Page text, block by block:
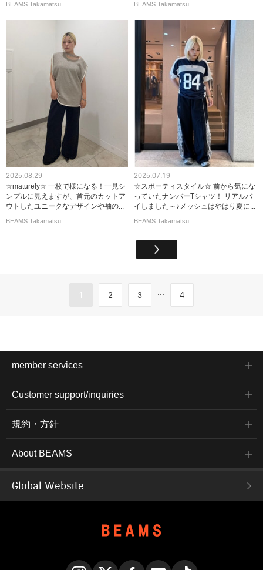
BEAMS Takamatsu BEAMS Takamatsu
2025.08.29
☆maturely☆ 一枚で様になる！一見シ
ンプルに見えますが、首元のカットア
ウトしたユニークなデザインや袖の...
BEAMS Takamatsu
2025.07.19
☆スポーティスタイル☆ 前から気にな
っていたナンバーTシャツ！ リアルバ
イしました～♪メッシュはやはり夏に...
BEAMS Takamatsu
1 2 3 ... 4
member services
Customer support/inquiries
規約・方針
About BEAMS
Global Website